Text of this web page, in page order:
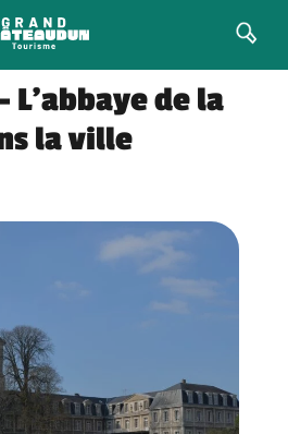
L’abbaye de la
la ville